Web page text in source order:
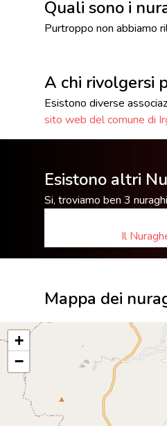
Quali sono i
Purtroppo non abbiamo
A chi rivolgersi
Esistono diverse
sito web del comune di
Esistono altri
Si, troviamo ben 3
Il
Mappa dei
+
−